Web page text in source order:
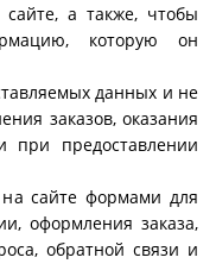
сайте, а также, чтобы
которую он
данных и не
заказов, оказания
при предоставлении
сайте формами для
оформления заказа,
обратной связи и